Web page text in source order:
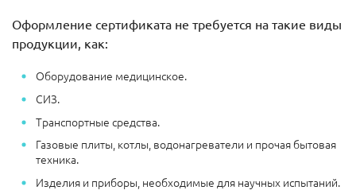
Оформление сертификата не требуется на такие виды
продукции, как:
Оборудование медицинское.
СИЗ.
Транспортные средства.
Газовые плиты, котлы, водонагреватели и прочая бытовая
техника.
Изделия и приборы, необходимые для научных испытаний.